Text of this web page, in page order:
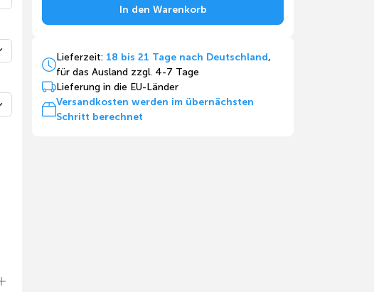
In den Warenkorb
Lieferzeit: 18 bis 21 Tage nach Deutschland,
für das Ausland zzgl. 4-7 Tage
Lieferung in die EU-Länder
Versandkosten werden im übernächsten
Schritt berechnet